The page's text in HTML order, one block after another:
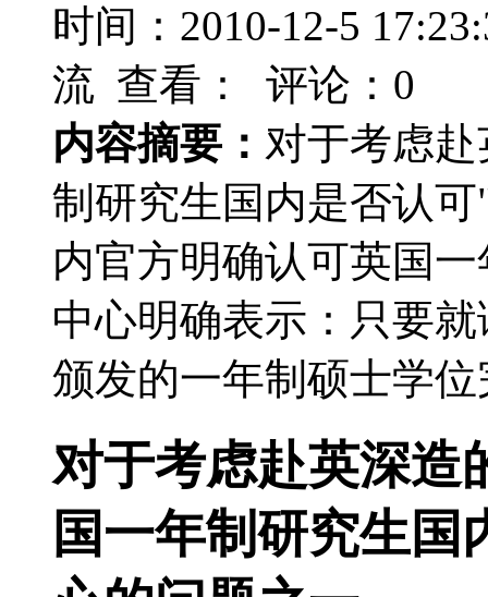
时间：2010-12-5
流 查看：
评论：0
内容摘要： 对于考虑
制研究生国内是否认
内官方明确认可英国
中心明确表示：只要
颁发的一年制硕士学位
对于考虑赴英深造
国一年制研究生